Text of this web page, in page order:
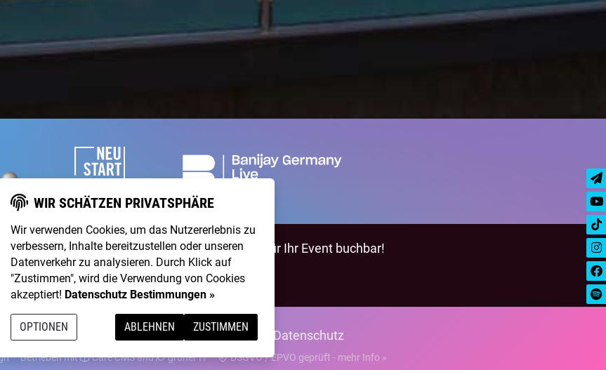
Artists & natürlich istNightWashauch für Ihr Event buchbar!
BEWIRB DICH! NIGHTWASH BUCHEN
LiveÜber Uns KontaktMembershipImpressum Datenschutz
·Betrieben mit Care CMSand grüner IT· DSGVO / EPVO geprüft - mehr Info »
WIR SCHÄTZEN PRIVATSPHÄRE
Wir verwenden Cookies, um das Nutzererlebnis zu
verbessern, Inhalte bereitzustellen oder unseren
Datenverkehr zu analysieren. Durch Klick auf
"Zustimmen", wird die Verwendung von Cookies
akzeptiert! Datenschutz Bestimmungen »
OPTIONEN ABLEHNEN ZUSTIMMEN